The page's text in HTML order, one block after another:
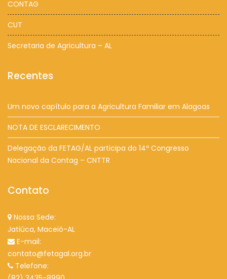
CONTAG
CUT
Secretaria de Agricultura – AL
Recentes
Um novo capítulo para a Agricultura Familiar em Alagoas
NOTA DE ESCLARECIMENTO
Delegação da FETAG/AL participa do 14º Congresso
Nacional da Contag – CNTTR
Contato
Nossa Sede:
Jatiúca, Maceió-AL
E-mail:
contato@fetagal.org.br
Telefone: